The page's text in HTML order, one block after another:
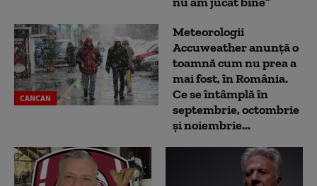
CANCAN
Meteorologii
Accuweather anunță o
toamnă cum nu prea a
mai fost, în România.
Ce se întâmplă în
septembrie, octombrie
și noiembrie...